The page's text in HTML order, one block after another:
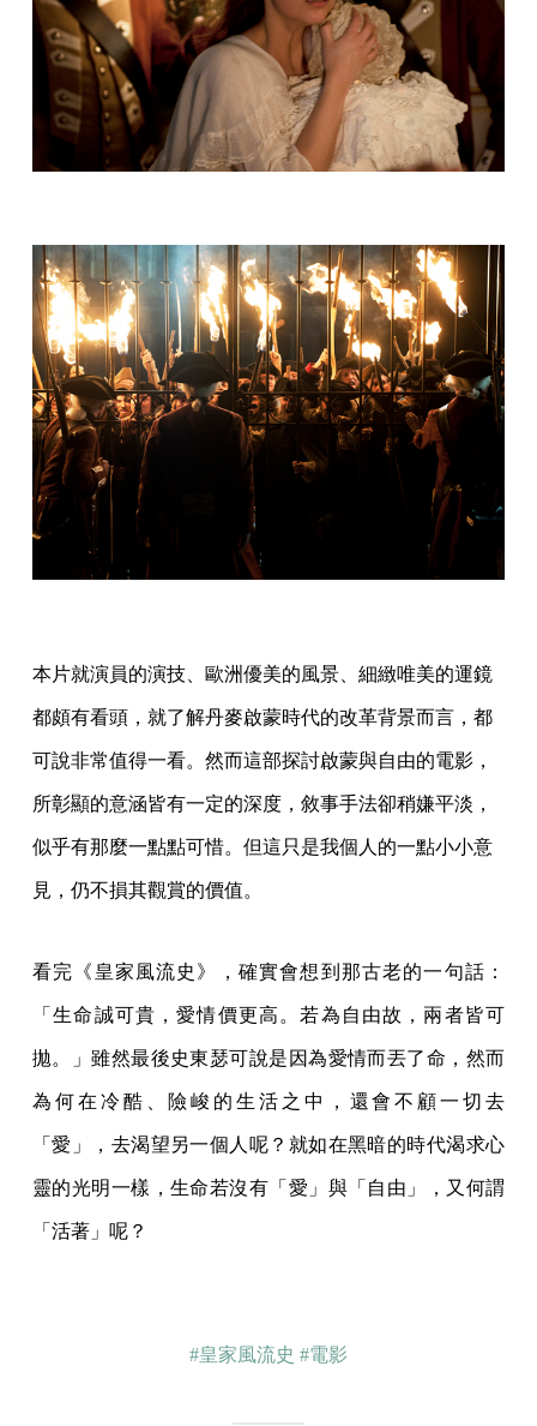
本片就演員的演技、歐洲優美的風景、細緻唯美的運鏡
都頗有看頭，就了解丹麥啟蒙時代的改革背景而言，都
可說非常值得一看。然而這部探討啟蒙與自由的電影，
所彰顯的意涵皆有一定的深度，敘事手法卻稍嫌平淡，
似乎有那麼一點點可惜。但這只是我個人的一點小小意
見，仍不損其觀賞的價值。
看完《皇家風流史》，確實會想到那古老的一句話：
「生命誠可貴，愛情價更高。若為自由故，兩者皆可
拋。」雖然最後史東瑟可說是因為愛情而丟了命，然而
為何在冷酷、險峻的生活之中，還會不顧一切去
「愛」，去渴望另一個人呢？就如在黑暗的時代渴求心
靈的光明一樣，生命若沒有「愛」與「自由」，又何謂
「活著」呢？
#皇家風流史 #電影